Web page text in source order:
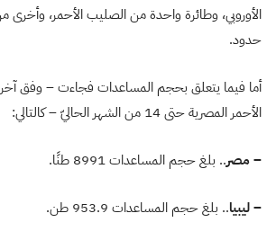
الأوروبي، وطائرة واحدة من الصليب الأحمر، وأخرى
حدود.
أما فيما يتعلق بحجم المساعدات فجاءت – وفق
الأحمر المصرية حتى 14 من الشهر الحاليّ – كالتالي:
–مصر.. بلغ حجم المساعدات 8991 طنًا.
– ليبيا.. بلغ حجم المساعدات 953.9 طن.